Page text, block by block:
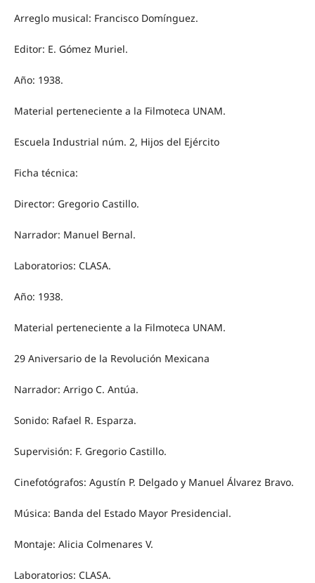
Arreglo musical: Francisco Domínguez.
Editor: E. Gómez Muriel.
Año: 1938.
Material perteneciente a la Filmoteca UNAM.
Escuela Industrial núm. 2, Hijos del Ejército
Ficha técnica:
Director: Gregorio Castillo.
Narrador: Manuel Bernal.
Laboratorios: CLASA.
Año: 1938.
Material perteneciente a la Filmoteca UNAM.
29 Aniversario de la Revolución Mexicana
Narrador: Arrigo C. Antúa.
Sonido: Rafael R. Esparza.
Supervisión: F. Gregorio Castillo.
Cinefotógrafos: Agustín P. Delgado y Manuel Álvarez Bravo.
Música: Banda del Estado Mayor Presidencial.
Montaje: Alicia Colmenares V.
Laboratorios: CLASA.